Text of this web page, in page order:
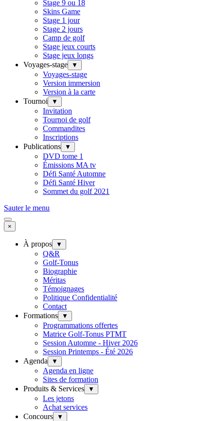
Stage 9 ou 18
Skins Game
Stage 1 jour
Stage 2 jours
Camp de golf
Stage jeux courts
Stage jeux longs
Voyages-stage
▼
Voyages-stage
Version immersion
Version à la carte
Tournoi
▼
Invitation
Tournoi de golf
Commandites
Inscriptions
Publications
▼
DVD tome 1
Émissions MA tv
Défi Santé Automne
Défi Santé Hiver
Sommet du golf 2021
Sauter le menu
×
À propos ▼
Q&R
Golf-Tonus
Biographie
Méritas
Témoignages
Politique Confidentialité
Contact
Formations
▼
Programmations offertes
Matrice Golf-Tonus PTMT
Session Automne - Hiver 2026
Session Printemps - Été 2026
Agenda
▼
Agenda en ligne
Sites de formation
Produits & Services
▼
Les jetons
Achat services
Concours
▼